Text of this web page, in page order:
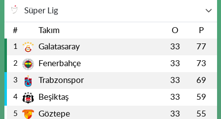
Süper Lig
# Takım O P
1 Galatasaray 33 77
2 Fenerbahçe 33 73
3 Trabzonspor 33 69
4 Beşiktaş 33 59
5 Göztepe 33 55